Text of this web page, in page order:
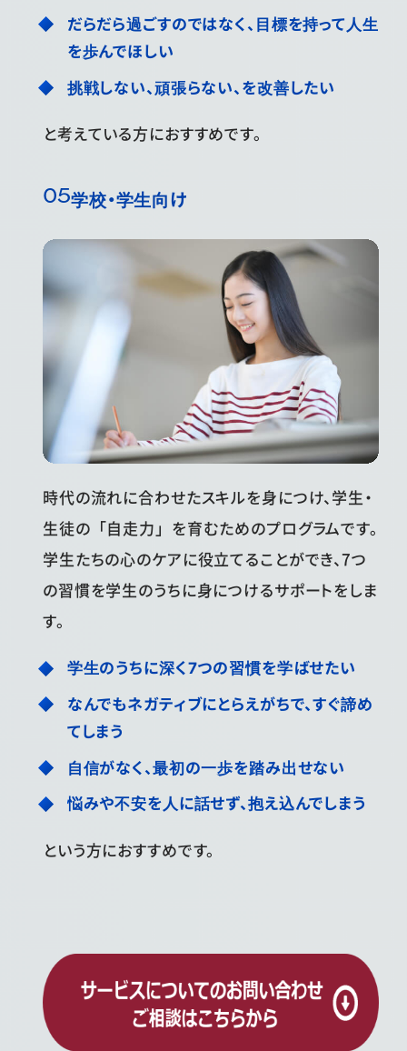
だらだら過ごすのではなく、目標を持って人生
を歩んでほしい
挑戦しない、頑張らない、を改善したい
と考えている方におすすめです。
学校・学生向け
時代の流れに合わせたスキルを身につけ、学生・
生徒の「自走力」を育むためのプログラムです。
学生たちの心のケアに役立てることができ、7つ
の習慣を学生のうちに身につけるサポートをしま
す。
学生のうちに深く7つの習慣を学ばせたい
なんでもネガティブにとらえがちで、すぐ諦め
てしまう
自信がなく、最初の一歩を踏み出せない
悩みや不安を人に話せず、抱え込んでしまう
という方におすすめです。